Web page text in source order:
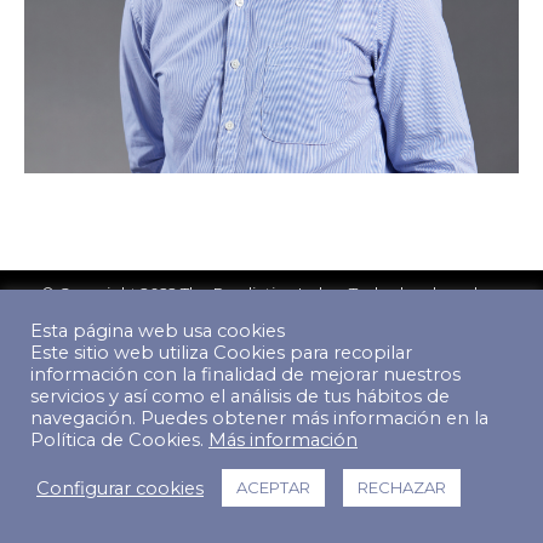
© Copyright 2022 The Predictive Index. Todos los derechos
Footer Menu
Esta página web usa cookies
Este sitio web utiliza Cookies para recopilar
información con la finalidad de mejorar nuestros
servicios y así como el análisis de tus hábitos de
navegación. Puedes obtener más información en la
Política de Cookies. Más información
Configurar cookies ACEPTAR RECHAZAR